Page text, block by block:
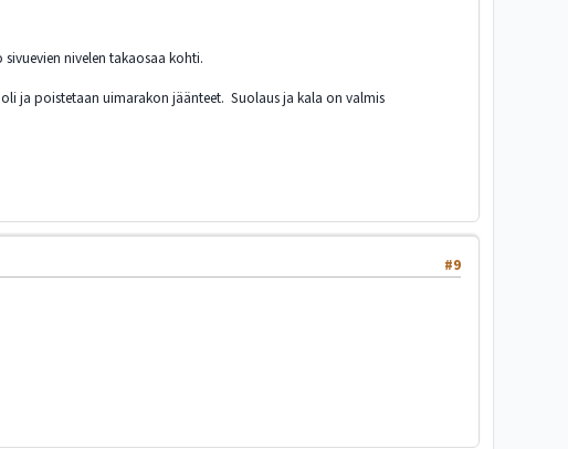
nivelen takaosaa kohti.
ja poistetaan uimarakon jäänteet. Suolaus ja kala on valmis
#9